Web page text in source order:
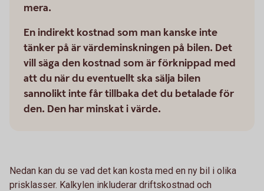
mera.
En indirekt kostnad som man kanske inte
tänker på är värdeminskningen på bilen. Det
vill säga den kostnad som är förknippad med
att du när du eventuellt ska sälja bilen
sannolikt inte får tillbaka det du betalade för
den. Den har minskat i värde.
Nedan kan du se vad det kan kosta med en ny bil i olika
prisklasser. Kalkylen inkluderar driftskostnad och